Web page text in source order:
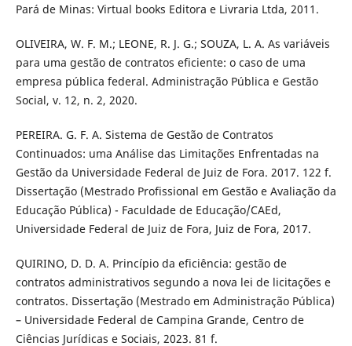
Pará de Minas: Virtual books Editora e Livraria Ltda, 2011.
OLIVEIRA, W. F. M.; LEONE, R. J. G.; SOUZA, L. A. As variáveis
para uma gestão de contratos eficiente: o caso de uma
empresa pública federal. Administração Pública e Gestão
Social, v. 12, n. 2, 2020.
PEREIRA. G. F. A. Sistema de Gestão de Contratos
Continuados: uma Análise das Limitações Enfrentadas na
Gestão da Universidade Federal de Juiz de Fora. 2017. 122 f.
Dissertação (Mestrado Profissional em Gestão e Avaliação da
Educação Pública) - Faculdade de Educação/CAEd,
Universidade Federal de Juiz de Fora, Juiz de Fora, 2017.
QUIRINO, D. D. A. Princípio da eficiência: gestão de
contratos administrativos segundo a nova lei de licitações e
contratos. Dissertação (Mestrado em Administração Pública)
– Universidade Federal de Campina Grande, Centro de
Ciências Jurídicas e Sociais, 2023. 81 f.